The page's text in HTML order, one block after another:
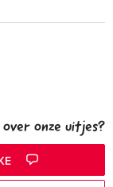
over onze uitjes?